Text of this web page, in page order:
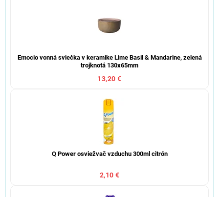
Emocio vonná sviečka v keramike Lime Basil & Mandarine, zelená
trojknotá 130x65mm
13,20 €
Q Power osviežvač vzduchu 300ml citrón
2,10 €